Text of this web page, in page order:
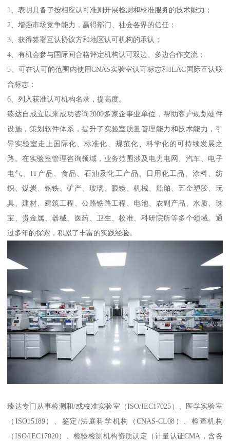
1、表明具备了按相应认可准则开展检测和校准服务的技术能力；
2、增强市场竞争能力，赢得部门、社会各界的信任；
3、获得签署互认协议方和地区认可机构的承认；
4、有机会参与国际间合格评定机构认可双边、多边合作交流；
5、可在认可的范围内使用CNAS实验室认可标志和ILAC国际互认联
合标志；
6、列入获准认可机构名录，提高度。
臻达自成立以来成功咨询2000多家企事业单位，帮助客户规划硬件
设施，策划软件体系，提升了实验室质量管理能力和技术能力，引
导实验室走上国际化、标准化、规范化、科学化的可持续发展之
路。在实验室管理咨询领域，业务范围涉及电力电网、汽车、电子
电气、IT产品、食品、石油及化工产品、日用化工品、涂料、纺
织、煤炭、钢铁、矿产、玻璃、眼镜、机械、船舶、五金塑胶、玩
具、建材、建筑工程、公路铁路工程、电池、农副产品、水质、珠
宝、贵金属、器械、医药、卫生、校准、科研院所等多个领域。通
过多年的探索，积累了丰富的实践经验。
臻达专门从事检测和/或校准实验室（ISO/IEC17025）、医学实验室
（ISO15189）、鉴定/法庭科学机构（CNAS-CL08）、检查机构
（ISO/IEC17020）、检验检测机构资质认定（计量认证CMA，含各